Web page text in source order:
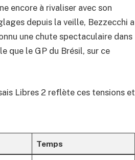
encore à rivaliser avec son
depuis la veille, Bezzecchi a
une chute spectaculaire dans
que le GP du Brésil, sur ce
Libres 2 reflète ces tensions et
Temps